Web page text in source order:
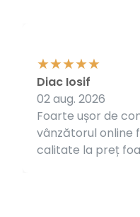
Foarte ușor de
vânzătorul online
calitate la preț
Diac Iosif
02 aug. 2026